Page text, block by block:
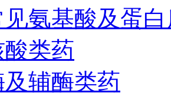
见氨基酸及蛋
酸类药
及辅酶类药